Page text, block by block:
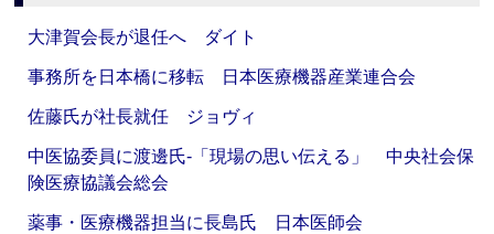
大津賀会長が退任へ ダイト
事務所を日本橋に移転 日本医療機器産業連合会
佐藤氏が社長就任 ジョヴィ
中医協委員に渡邊氏‐「現場の思い伝える」 中央社会保
険医療協議会総会
薬事・医療機器担当に長島氏 日本医師会